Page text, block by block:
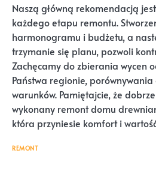
Naszą główną rekomendacją
każdego etapu remontu.
harmonogramu i budżetu, a
trzymanie się planu, pozwoli
Zachęcamy do zbierania wycen
Państwa regionie,
warunków. Pamiętajcie, że
wykonany remont domu
która przyniesie komfort i
REMONT